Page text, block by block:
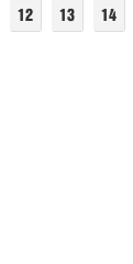
12 13 14